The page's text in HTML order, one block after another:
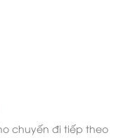
chuyến đi tiếp theo